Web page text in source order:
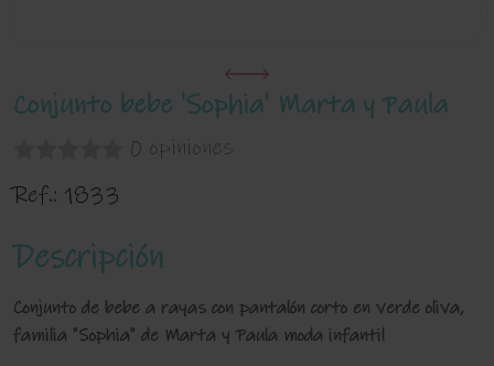
Conjunto bebe 'Sophia' Marta y Paula
0 opiniones
Ref.: 1833
Descripción
Conjunto de bebe a rayas con pantalón corto en verde oliva,
familia "Sophia" de Marta y Paula moda infantil